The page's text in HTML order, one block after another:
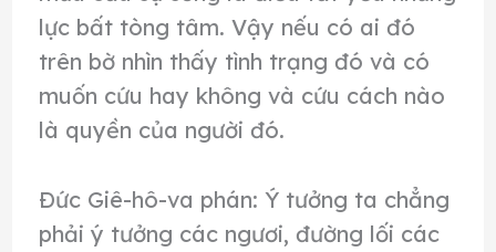
lực bất tòng tâm. Vậy nếu có ai đó
trên bờ nhìn thấy tình trạng đó và có
muốn cứu hay không và cứu cách nào
là quyền của người đó.
Ðức Giê-hô-va phán: Ý tưởng ta chẳng
phải ý tưởng các ngươi, đường lối các